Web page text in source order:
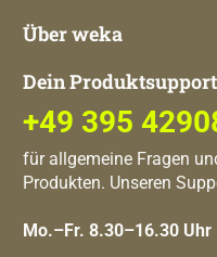
Über weka
Dein Produktsupport
+49 395
für allgemeine Fragen
Produkten. Unseren
Mo.–Fr. 8.30–16.30 Uhr